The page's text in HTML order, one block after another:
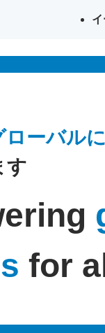
ローバル
す
for